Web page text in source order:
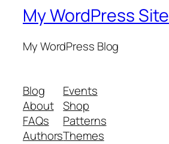
My WordPress Site
My WordPress Blog
Blog
About
FAQs
Authors
Events
Shop
Patterns
Themes